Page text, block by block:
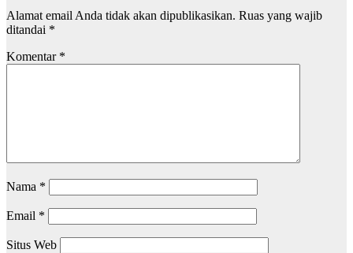
Alamat email Anda tidak akan dipublikasikan. Ruas yang wajib
ditandai *
Komentar *
Nama *
Email *
Situs Web